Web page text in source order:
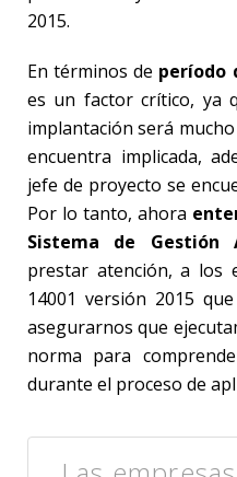
2015.
En términos de período
es un factor crítico, ya
implantación será
encuentra implicada,
jefe de proyecto se
Por lo tanto, ahora
Sistema de Gestión
prestar atención, a los
14001 versión 2015
asegurarnos que
norma para
durante el proceso de